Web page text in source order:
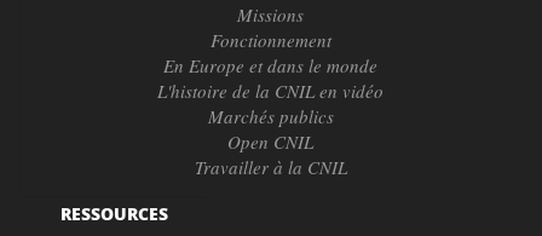
Missions
Fonctionnement
En Europe et dans le monde
L'histoire de la CNIL en vidéo
Marchés publics
Open CNIL
Travailler à la CNIL
RESSOURCES